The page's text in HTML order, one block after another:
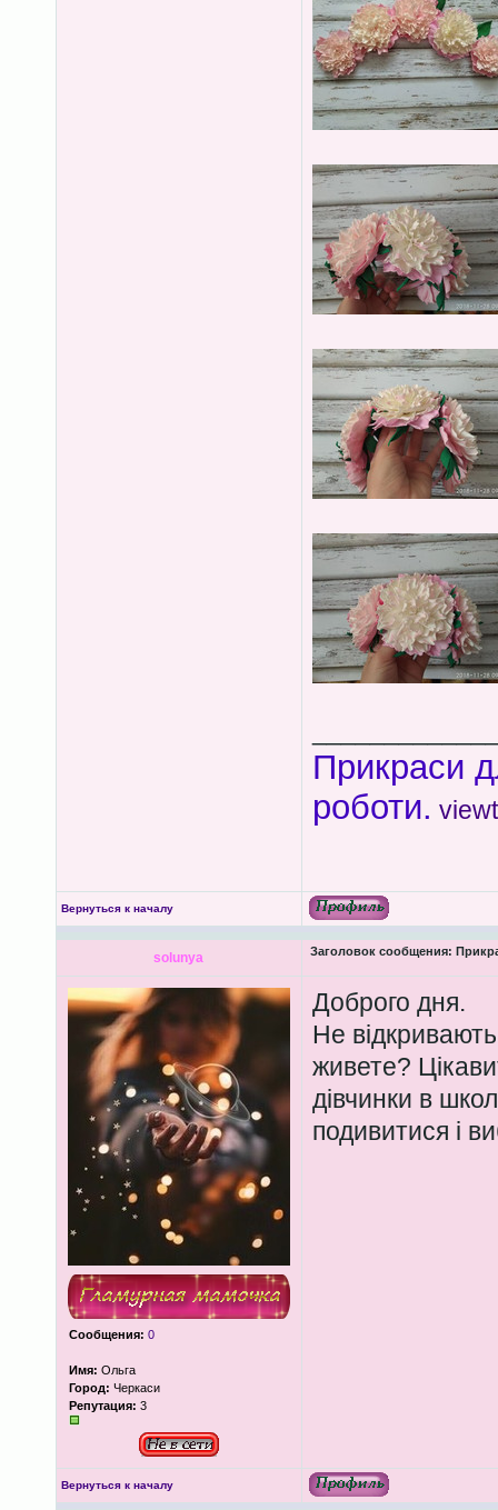
Прикраси
роботи.
Вернуться к началу
solunya Заголовок сообщения:
Сообщения: 0
Имя: Ольга
Город: Черкаси
Репутация: 3
Доброго дня.
Не
живете?
дівчинки в
подивитися і
Вернуться к началу